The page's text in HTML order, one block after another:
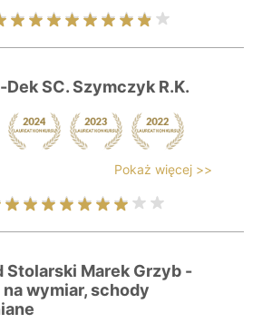
Dek SC. Szymczyk R.K.
Pokaż więcej >>
Stolarski Marek Grzyb -
na wymiar, schody